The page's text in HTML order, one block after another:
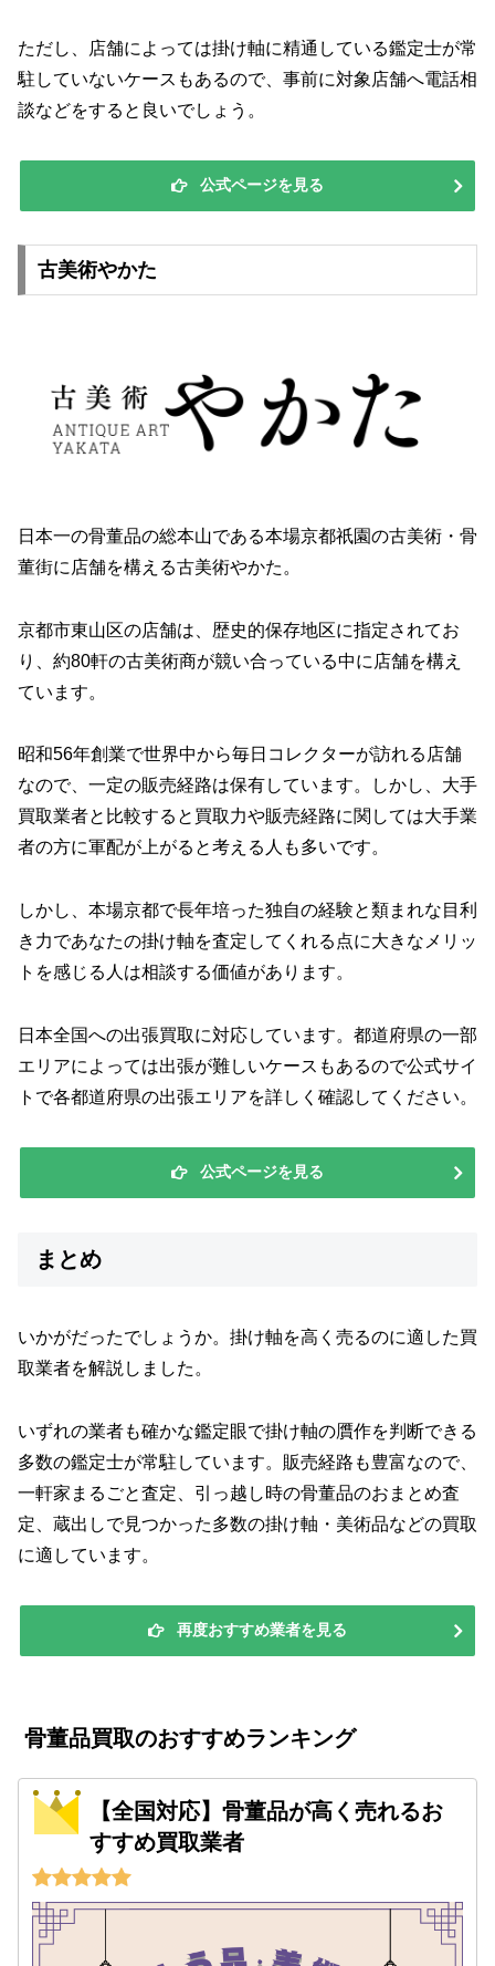
ただし、店舗によっては掛け軸に精通している鑑定士が常
駐していないケースもあるので、事前に対象店舗へ電話相
談などをすると良いでしょう。
公式ページを見る
古美術やかた
日本一の骨董品の総本山である本場京都祇園の古美術・骨
董街に店舗を構える古美術やかた。
京都市東山区の店舗は、歴史的保存地区に指定されてお
り、約80軒の古美術商が競い合っている中に店舗を構え
ています。
昭和56年創業で世界中から毎日コレクターが訪れる店舗
なので、一定の販売経路は保有しています。しかし、大手
買取業者と比較すると買取力や販売経路に関しては大手業
者の方に軍配が上がると考える人も多いです。
しかし、本場京都で長年培った独自の経験と類まれな目利
き力であなたの掛け軸を査定してくれる点に大きなメリッ
トを感じる人は相談する価値があります。
日本全国への出張買取に対応しています。都道府県の一部
エリアによっては出張が難しいケースもあるので公式サイ
トで各都道府県の出張エリアを詳しく確認してください。
公式ページを見る
まとめ
いかがだったでしょうか。掛け軸を高く売るのに適した買
取業者を解説しました。
いずれの業者も確かな鑑定眼で掛け軸の贋作を判断できる
多数の鑑定士が常駐しています。販売経路も豊富なので、
一軒家まるごと査定、引っ越し時の骨董品のおまとめ査
定、蔵出しで見つかった多数の掛け軸・美術品などの買取
に適しています。
再度おすすめ業者を見る
骨董品買取のおすすめランキング
【全国対応】骨董品が高く売れるお
すすめ買取業者